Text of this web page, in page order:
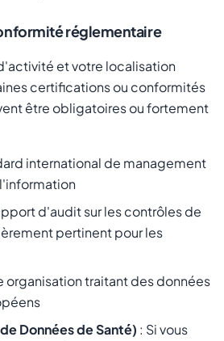
réglementaire
et votre localisation
certifications ou conformités
être obligatoires ou fortement
international de management
d'audit sur les contrôles de
pertinent pour les
organisation traitant des données
Données de Santé) : Si vous